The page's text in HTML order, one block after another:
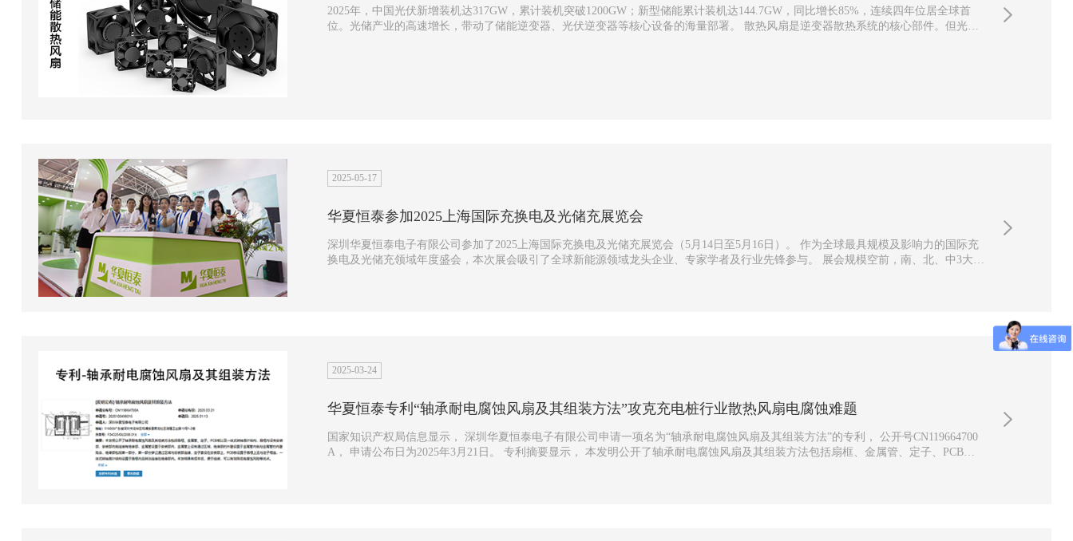
2025年，中国光伏新增装机达317GW，累计装机突破1200GW；新型储能累计装机达144.7GW，同比增长85%，连续四年位居全球首
位。光储产业的高速增长，带动了储能逆变器、光伏逆变器等核心设备的海量部署。 散热风扇是逆变器散热系统的核心部件。但光伏
2025-05-17
华夏恒泰参加2025上海国际充换电及光储充展览会
深圳华夏恒泰电子有限公司参加了2025上海国际充换电及光储充展览会（5月14日至5月16日）。 作为全球最具规模及影响力的国际充
换电及光储充领域年度盛会，本次展会吸引了全球新能源领域龙头企业、专家学者及行业先锋参与。 展会规模空前，南、北、中3大展
2025-03-24
华夏恒泰专利“轴承耐电腐蚀风扇及其组装方法”攻克充电桩行业散热风扇电腐蚀难题
国家知识产权局信息显示， 深圳华夏恒泰电子有限公司申请一项名为“轴承耐电腐蚀风扇及其组装方法”的专利， 公开号CN119664700
A， 申请公布日为2025年3月21日。 专利摘要显示， 本发明公开了轴承耐电腐蚀风扇及其组装方法包括扇框、金属管、定子、PCB板